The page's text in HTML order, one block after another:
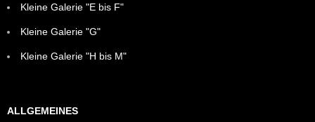
Kleine Galerie "E bis F"
Kleine Galerie "G"
Kleine Galerie "H bis M"
ALLGEMEINES